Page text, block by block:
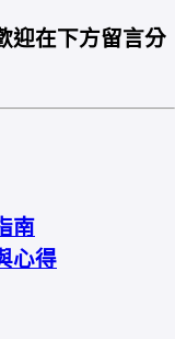
迎在下方留言分
南
心得